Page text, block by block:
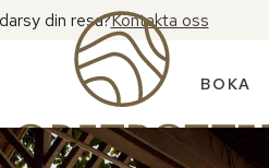
din resa?Kontakta oss
BOKA